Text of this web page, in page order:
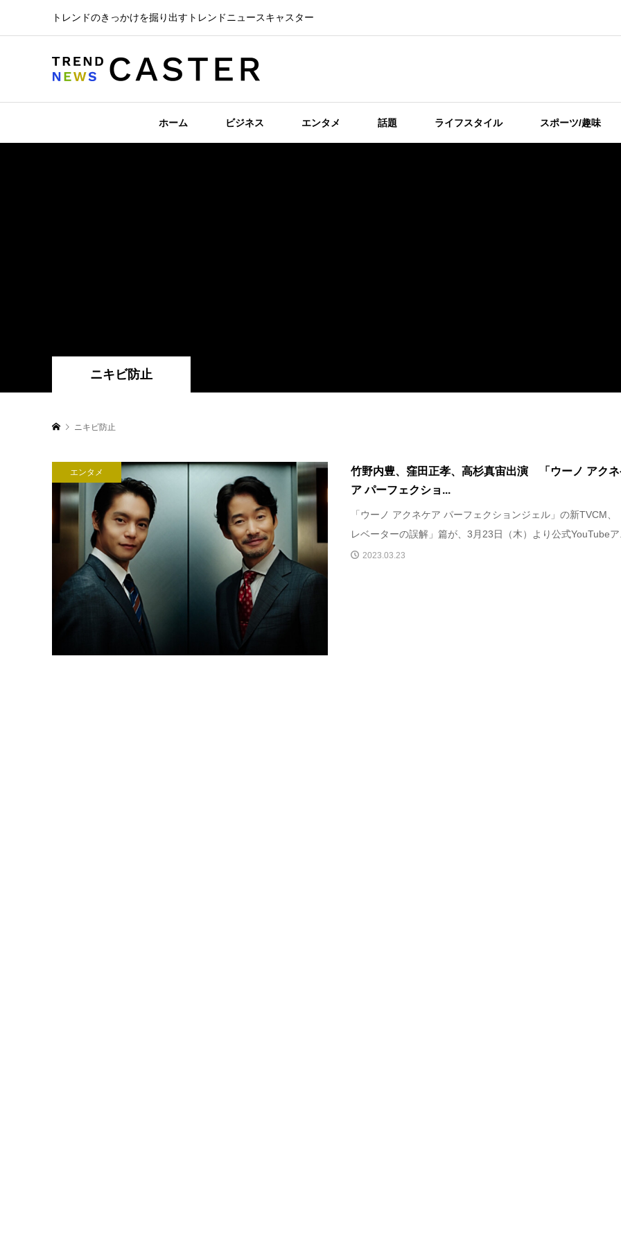
トレンドのきっかけを掘り出すトレンドニュースキャスター
ホーム ビジネス エンタメ 話題 ライフスタイル スポーツ/趣味
ニキビ防止
ニキビ防止
エンタメ
竹野内豊、窪田正孝、高杉真宙出演 「ウーノ アク
ア パーフェクショ...
「ウーノ アクネケア パーフェクションジェル」の新TVCM、
レベーターの誤解」篇が、3月23日（木）より公式YouTube
2023.03.23